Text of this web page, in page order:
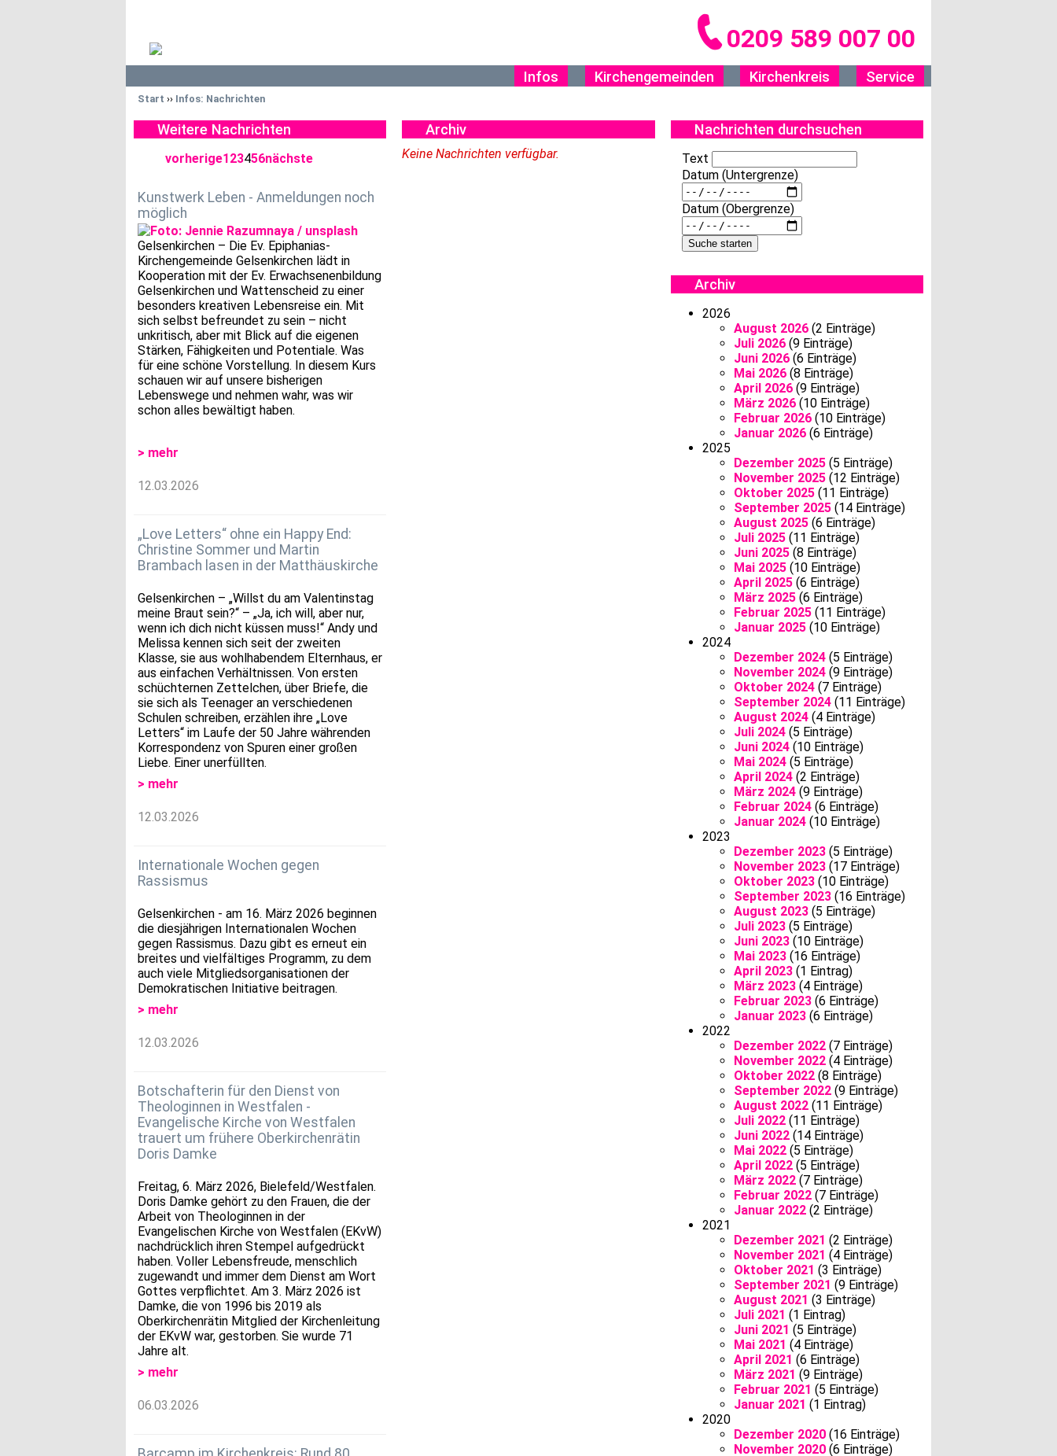
0209 589 007 00
Infos Kirchengemeinden Kirchenkreis Service
Start ›› Infos: Nachrichten
Weitere Nachrichten
vorherige123456nächste
Kunstwerk Leben - Anmeldungen noch
möglich
Gelsenkirchen – Die Ev. Epiphanias-
Kirchengemeinde Gelsenkirchen lädt in
Kooperation mit der Ev. Erwachsenenbildung
Gelsenkirchen und Wattenscheid zu einer
besonders kreativen Lebensreise ein. Mit
sich selbst befreundet zu sein – nicht
unkritisch, aber mit Blick auf die eigenen
Stärken, Fähigkeiten und Potentiale. Was
für eine schöne Vorstellung. In diesem Kurs
schauen wir auf unsere bisherigen
Lebenswege und nehmen wahr, was wir
schon alles bewältigt haben.
> mehr
12.03.2026
„Love Letters“ ohne ein Happy End:
Christine Sommer und Martin
Brambach lasen in der Matthäuskirche
Gelsenkirchen – „Willst du am Valentinstag
meine Braut sein?“ – „Ja, ich will, aber nur,
wenn ich dich nicht küssen muss!“ Andy und
Melissa kennen sich seit der zweiten
Klasse, sie aus wohlhabendem Elternhaus, er
aus einfachen Verhältnissen. Von ersten
schüchternen Zettelchen, über Briefe, die
sie sich als Teenager an verschiedenen
Schulen schreiben, erzählen ihre „Love
Letters“ im Laufe der 50 Jahre währenden
Korrespondenz von Spuren einer großen
Liebe. Einer unerfüllten.
> mehr
12.03.2026
Internationale Wochen gegen
Rassismus
Gelsenkirchen - am 16. März 2026 beginnen
die diesjährigen Internationalen Wochen
gegen Rassismus. Dazu gibt es erneut ein
breites und vielfältiges Programm, zu dem
auch viele Mitgliedsorganisationen der
Demokratischen Initiative beitragen.
> mehr
12.03.2026
Botschafterin für den Dienst von
Theologinnen in Westfalen -
Evangelische Kirche von Westfalen
trauert um frühere Oberkirchenrätin
Doris Damke
Freitag, 6. März 2026, Bielefeld/Westfalen.
Doris Damke gehört zu den Frauen, die der
Arbeit von Theologinnen in der
Evangelischen Kirche von Westfalen (EKvW)
nachdrücklich ihren Stempel aufgedrückt
haben. Voller Lebensfreude, menschlich
zugewandt und immer dem Dienst am Wort
Gottes verpflichtet. Am 3. März 2026 ist
Damke, die von 1996 bis 2019 als
Oberkirchenrätin Mitglied der Kirchenleitung
der EKvW war, gestorben. Sie wurde 71
Jahre alt.
> mehr
06.03.2026
Archiv
Keine Nachrichten verfügbar.
Nachrichten durchsuchen
Text
Datum (Untergrenze)
Datum (Obergrenze)
Archiv
2026
August 2026(2 Einträge)
Juli 2026(9 Einträge)
Juni 2026(6 Einträge)
Mai 2026(8 Einträge)
April 2026(9 Einträge)
März 2026(10 Einträge)
Februar 2026(10 Einträge)
Januar 2026(6 Einträge)
2025
Dezember 2025(5 Einträge)
November 2025(12 Einträge)
Oktober 2025(11 Einträge)
September 2025(14 Einträge)
August 2025(6 Einträge)
Juli 2025(11 Einträge)
Juni 2025(8 Einträge)
Mai 2025(10 Einträge)
April 2025(6 Einträge)
März 2025(6 Einträge)
Februar 2025(11 Einträge)
Januar 2025(10 Einträge)
2024
Dezember 2024(5 Einträge)
November 2024(9 Einträge)
Oktober 2024(7 Einträge)
September 2024(11 Einträge)
August 2024(4 Einträge)
Juli 2024(5 Einträge)
Juni 2024(10 Einträge)
Mai 2024(5 Einträge)
April 2024(2 Einträge)
März 2024(9 Einträge)
Februar 2024(6 Einträge)
Januar 2024(10 Einträge)
2023
Dezember 2023(5 Einträge)
November 2023(17 Einträge)
Oktober 2023(10 Einträge)
September 2023(16 Einträge)
August 2023(5 Einträge)
Juli 2023(5 Einträge)
Juni 2023(10 Einträge)
Mai 2023(16 Einträge)
April 2023(1 Eintrag)
März 2023(4 Einträge)
Februar 2023(6 Einträge)
Januar 2023(6 Einträge)
2022
Dezember 2022(7 Einträge)
November 2022(4 Einträge)
Oktober 2022(8 Einträge)
September 2022(9 Einträge)
August 2022(11 Einträge)
Juli 2022(11 Einträge)
Juni 2022(14 Einträge)
Mai 2022(5 Einträge)
April 2022(5 Einträge)
März 2022(7 Einträge)
Februar 2022(7 Einträge)
Januar 2022(2 Einträge)
2021
Dezember 2021 (2 Einträge)
November 2021 (4 Einträge)
Oktober 2021 (3 Einträge)
September 2021 (9 Einträge)
August 2021 (3 Einträge)
Juli 2021 (1 Eintrag)
Juni 2021 (5 Einträge)
Mai 2021 (4 Einträge)
April 2021 (6 Einträge)
März 2021 (9 Einträge)
Februar 2021 (5 Einträge)
Januar 2021 (1 Eintrag)
2020
Dezember 2020(16 Einträge)
November 2020(6 Einträge)